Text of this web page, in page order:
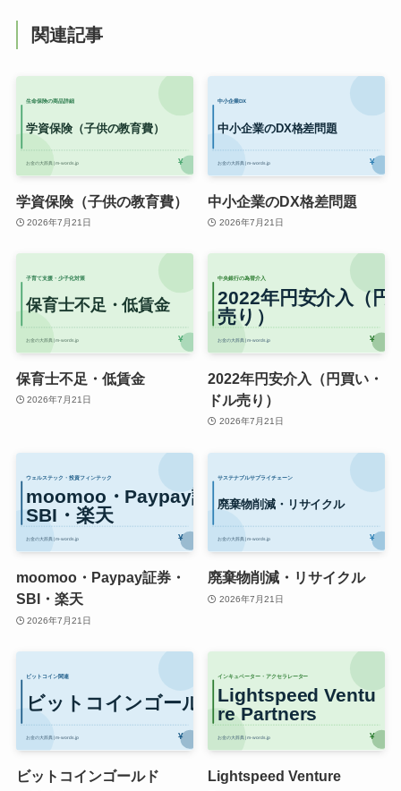
関連記事
学資保険（子供の教育費）
2026年7月21日
中小企業のDX格差問題
2026年7月21日
保育士不足・低賃金
2026年7月21日
2022年円安介入（円買い・
ドル売り）
2026年7月21日
moomoo・Paypay証券・
SBI・楽天
2026年7月21日
廃棄物削減・リサイクル
2026年7月21日
ビットコインゴールド
Lightspeed Venture